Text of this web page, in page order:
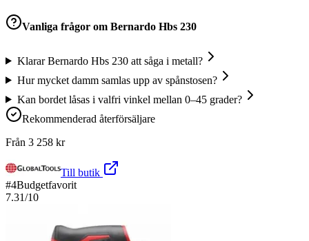
Vanliga frågor om Bernardo Hbs 230
Klarar Bernardo Hbs 230 att såga i metall?
Hur mycket damm samlas upp av spånstosen?
Kan bordet låsas i valfri vinkel mellan 0–45 grader?
Rekommenderad återförsäljare
Från 3 258 kr
Till butik
#4Budgetfavorit
7.31/10